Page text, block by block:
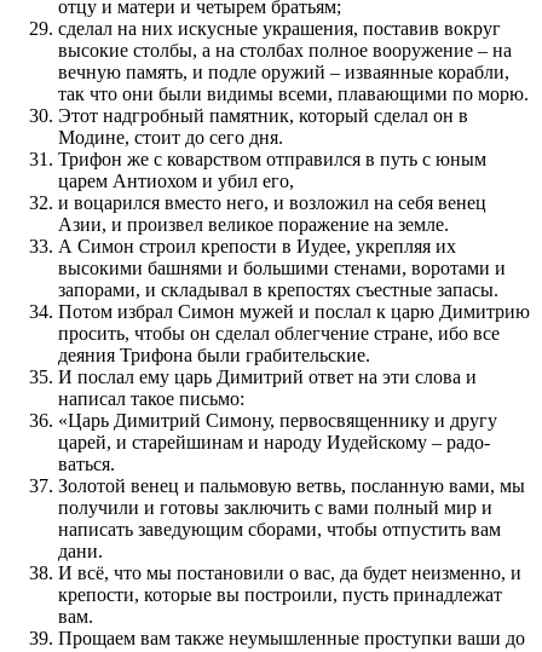
отцу и матери и четырем братьям;
сделал на них искусные украше­ния, по­ставив вокруг
высокие столбы, а на столбах по­лное вооруже­ние – на
вечную память, и подле оружий – изваян­ные корабли,
так что они были видимы всеми, плава­ю­щими по морю.
Этот надгробный памятник, который сделал он в
Модине, сто­ит до сего дня.
Трифон же с ковар­с­т­во­м отправил­ся в путь с юным
царем Антиохом и убил его,
и воцарил­ся вместо него, и воз­ложил на себя венец
Азии, и про­извел великое по­раже­ние на земле.
А Симон стро­ил крепости в Иудее, укрепляя их
высокими башнями и большими стенами, воротами и
запорами, и складывал в крепостях съест­ные запасы.
Потом избрал Симон мужей и по­слал к царю Димитрию
про­сить, чтобы он сделал облегче­ние стране, ибо все
деяния Трифона были грабитель­ские.
И по­слал ему царь Димитрий ответ на эти слова и
написал такое письмо:
«Царь Димитрий Симону, первосвящен­нику и другу
царей, и старей­шинам и народу Иудейскому – радо­
ваться.
Золотой венец и пальмовую ветвь, по­слан­ную вами, мы
по­лучили и готовы заключить с вами по­лный мир и
написать заведу­ю­щим сборами, чтобы отпустить вам
дани.
И всё, что мы по­становили о вас, да будет неизмен­но, и
крепости, которые вы по­стро­или, пусть при­надлежат
вам.
Прощаем вам также неумышлен­ные про­ступки ваши до